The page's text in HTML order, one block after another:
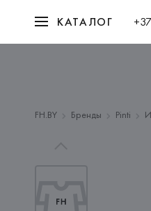
КАТАЛОГ
FH.BY Бренды Pinti